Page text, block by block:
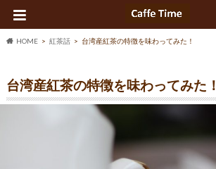
HOME 紅茶話 台湾産紅茶の特徴を味わってみた！
台湾産紅茶の特徴を味わってみた！